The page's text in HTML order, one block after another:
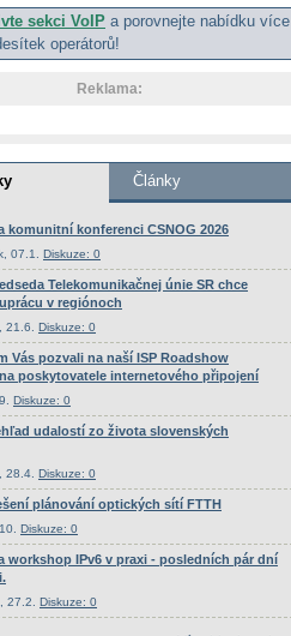
sekci VoIP a porovnejte nabídku více
operátorů!
Reklama: